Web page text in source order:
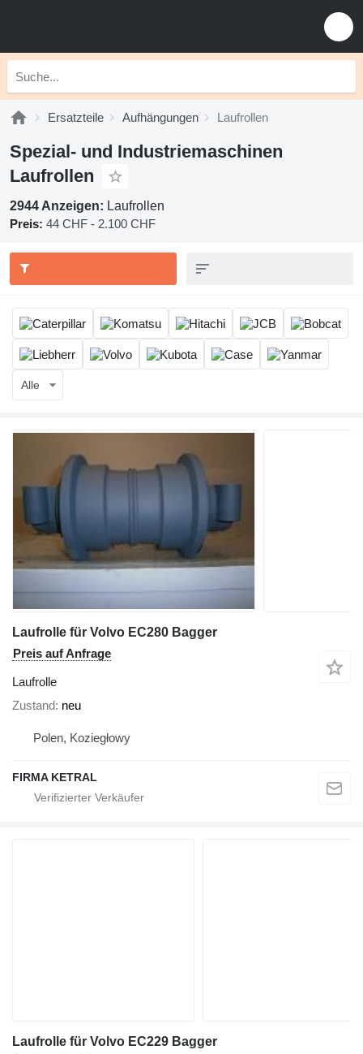
Ersatzteile Aufhängungen Laufrollen
Spezial- und Industriemaschinen
Laufrollen
2944 Anzeigen: Laufrollen
Preis: 44 CHF - 2.100 CHF
Alle
Laufrolle für Volvo EC280 Bagger
Preis auf Anfrage
Laufrolle
Zustand neu
Polen, Koziegłowy
FIRMA KETRAL
Laufrolle für Volvo EC229 Bagger